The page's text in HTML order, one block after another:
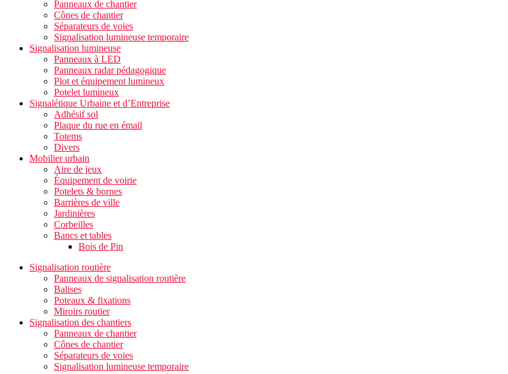
Panneaux de chantier
Cônes de chantier
Séparateurs de voies
Signalisation lumineuse temporaire
Signalisation lumineuse
Panneaux à LED
Panneaux radar pédagogique
Plot et équipement lumineux
Potelet lumineux
Signalétique Urbaine et d’Entreprise
Adhésif sol
Plaque du rue en émail
Totems
Divers
Mobilier urbain
Aire de jeux
Équipement de voirie
Potelets & bornes
Barrières de ville
Jardinières
Corbeilles
Bancs et tables
Bois de Pin
Signalisation routière
Panneaux de signalisation routière
Balises
Poteaux & fixations
Miroirs routier
Signalisation des chantiers
Panneaux de chantier
Cônes de chantier
Séparateurs de voies
Signalisation lumineuse temporaire